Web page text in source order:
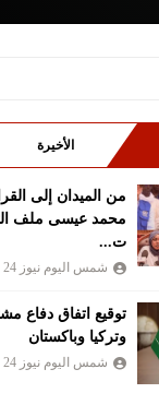
الأخيرة
من الميدان إلى
محمد عيسى ملف
ت...
شمس اليوم نيوز 24
توقيع اتفاق دفاع
وتركيا وباكستان
شمس اليوم نيوز 24